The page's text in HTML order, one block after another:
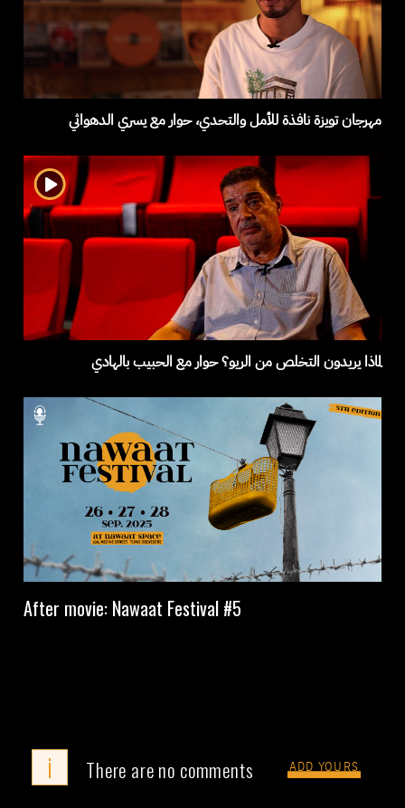
مهرجان تويزة نافذة للأمل والتحدي، حوار مع يسري الدهواثي
لماذا يريدون التخلص من الريو؟ حوار مع الحبيب بالهادي
After movie: Nawaat Festival #5
i There are no comments ADD YOURS